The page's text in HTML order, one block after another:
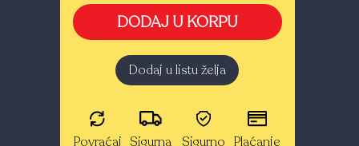
DODAJ U KORPU
Dodaj u listu želja
Povraćaj Sigurna Sigurno Plaćanje